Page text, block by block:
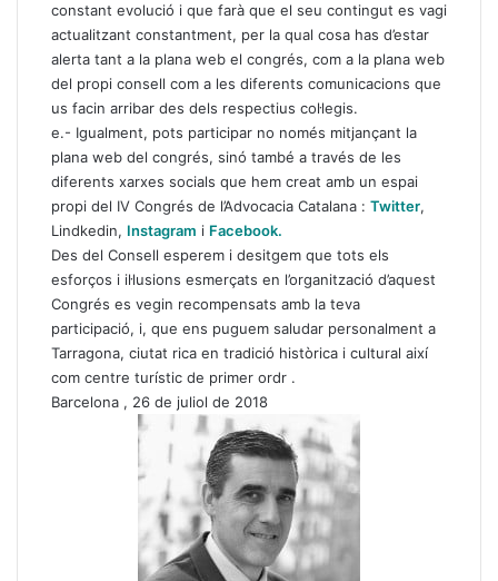
constant evolució i que farà que el seu contingut es vagi
actualitzant constantment, per la qual cosa has d’estar
alerta tant a la plana web el congrés, com a la plana web
del propi consell com a les diferents comunicacions que
us facin arribar des dels respectius col·legis.
e.- Igualment, pots participar no només mitjançant la
plana web del congrés, sinó també a través de les
diferents xarxes socials que hem creat amb un espai
propi del IV Congrés de l’Advocacia Catalana : Twitter,
Lindkedin, Instagram i Facebook.
Des del Consell esperem i desitgem que tots els
esforços i il·lusions esmerçats en l’organització d’aquest
Congrés es vegin recompensats amb la teva
participació, i, que ens puguem saludar personalment a
Tarragona, ciutat rica en tradició històrica i cultural així
com centre turístic de primer ordr .
Barcelona , 26 de juliol de 2018